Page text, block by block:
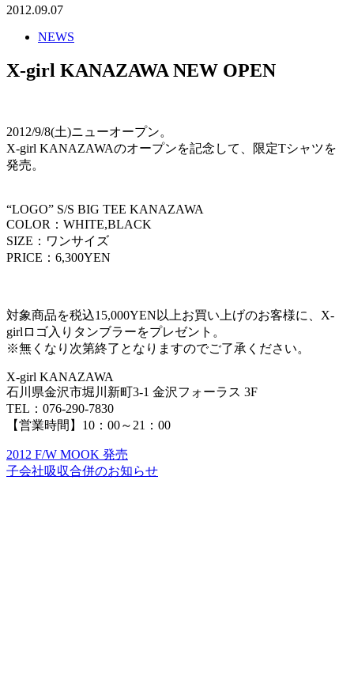
2012.09.07
NEWS
X-girl KANAZAWA NEW OPEN
2012/9/8(土)ニューオープン。
X-girl KANAZAWAのオープンを記念して、限定Tシャツを
発売。
“LOGO” S/S BIG TEE KANAZAWA
COLOR：WHITE,BLACK
SIZE：ワンサイズ
PRICE：6,300YEN
対象商品を税込15,000YEN以上お買い上げのお客様に、X-
girlロゴ入りタンブラーをプレゼント。
※無くなり次第終了となりますのでご了承ください。
X-girl KANAZAWA
石川県金沢市堀川新町3-1 金沢フォーラス 3F
TEL：076-290-7830
【営業時間】10：00～21：00
2012 F/W MOOK 発売
子会社吸収合併のお知らせ